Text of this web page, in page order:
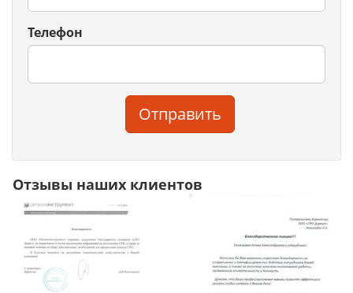
Телефон
Отправить
Отзывы наших клиентов